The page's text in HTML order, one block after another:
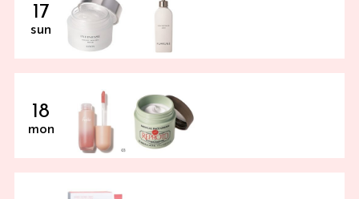
17
sun
18
mon